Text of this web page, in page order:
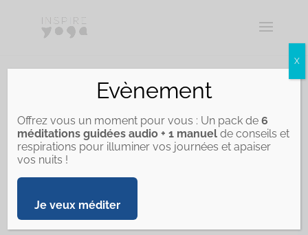
Paiement sécurisé et
Achat 100 % sécurisé via Payhip
Paiement par stripe, prix affiché
Accès immédiat à votre carte
Evènement
Offrez vous un moment pour vous : Un pack de6
méditations guidées audio + 1 manuel de conseils et
respirations pour illuminer vos journées et apaiser
vos nuits !
Je veux méditer
X